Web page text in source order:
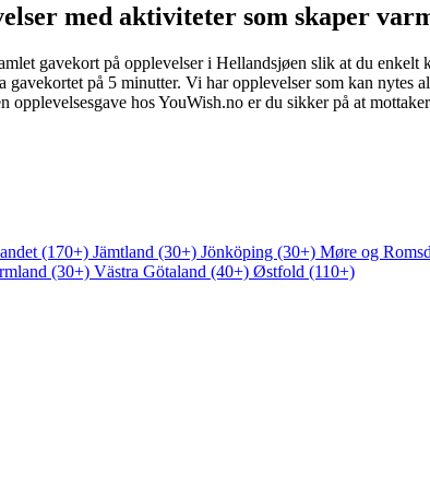
med aktiviteter som skaper
gavekort på opplevelser i Hellandsjøen slik at du enkelt
på 5 minutter. Vi har opplevelser som kan nytes
hos YouWish.no er du sikker på at
(170+) Jämtland (30+) Jönköping (30+) Møre og
(30+) Västra Götaland (40+) Østfold (110+)